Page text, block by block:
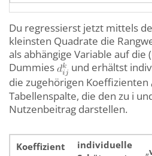
Du regressierst jetzt mittels
kleinsten Quadrate die
als abhängige Variable auf die
Dummies
und erhältst
die zugehörigen Koeffizienten
Tabellenspalte, die den zu i
Nutzenbeitrag darstellen.
Koeffizient
individuelle
„